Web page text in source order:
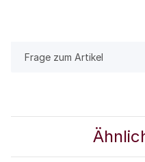
Frage zum Artikel